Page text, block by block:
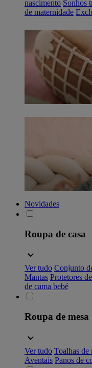
nascimento Sonhos
de maternidade
Novidades
Roupa de casa
Ver tudo Conjunto
Mantas Protetores
de cama bebé
Roupa de mesa
Ver tudo Toalhas de
Aventais Panos de